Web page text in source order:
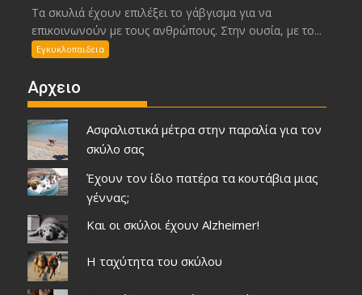
Τα σκυλιά έχουν επιλέξει το γάβγισμα για να
επικοινωνούν με τους ανθρώπους. Στην ουσία, με το...
Εγκυκλοπαιδεια
Αρχειο
Ασφαλιστικά μέτρα στην παραλία για τον
σκύλο σας
Έχουν τον ίδιο πατέρα τα κουτάβια μιας
γέννας;
Και οι σκύλοι έχουν Alzheimer!
Η ταχύτητα του σκύλου